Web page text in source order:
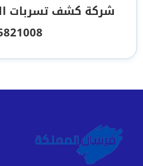
شركة كشف تسربات